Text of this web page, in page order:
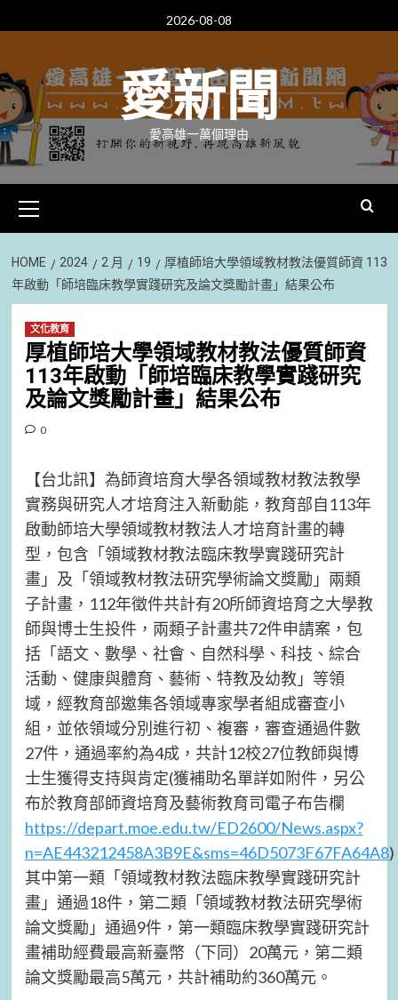
to
2026-08-08
愛新聞
愛高雄一萬個理由
Menu
HOME 2024 2 月 19
厚植師培大學領域教材教法優質師資 113
年啟動「師培臨床教學實踐研究及論文獎勵計畫」結果公布
文化教育
厚植師培大學領域教材教法優質師資
113年啟動「師培臨床教學實踐研究
及論文獎勵計畫」結果公布
0
【台北訊】為師資培育大學各領域教材教法教學
實務與研究人才培育注入新動能，教育部自113年
啟動師培大學領域教材教法人才培育計畫的轉
型，包含「領域教材教法臨床教學實踐研究計
畫」及「領域教材教法研究學術論文獎勵」兩類
子計畫，112年徵件共計有20所師資培育之大學教
師與博士生投件，兩類子計畫共72件申請案，包
括「語文、數學、社會、自然科學、科技、綜合
活動、健康與體育、藝術、特教及幼教」等領
域，經教育部邀集各領域專家學者組成審查小
組，並依領域分別進行初、複審，審查通過件數
27件，通過率約為4成，共計12校27位教師與博
士生獲得支持與肯定(獲補助名單詳如附件，另公
布於教育部師資培育及藝術教育司電子布告欄
https://depart.moe.edu.tw/ED2600/News.aspx?
n=AE443212458A3B9E&sms=46D5073F67FA64A8)
其中第一類「領域教材教法臨床教學實踐研究計
畫」通過18件，第二類「領域教材教法研究學術
論文獎勵」通過9件，第一類臨床教學實踐研究計
畫補助經費最高新臺幣（下同）20萬元，第二類
論文獎勵最高5萬元，共計補助約360萬元。